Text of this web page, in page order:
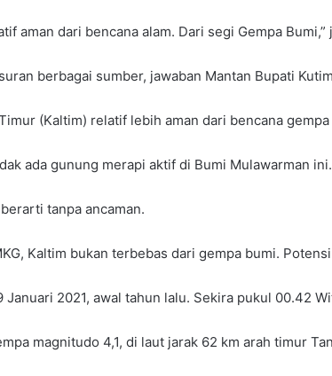
aman dari bencana alam. Dari segi Gempa
berbagai sumber, jawaban Mantan Bupati
(Kaltim) relatif lebih aman dari bencana
ada gunung merapi aktif di Bumi Mulawarman ini.
tanpa ancaman.
Kaltim bukan terbebas dari gempa bumi.
Januari 2021, awal tahun lalu. Sekira pukul 00.42
magnitudo 4,1, di laut jarak 62 km arah timur